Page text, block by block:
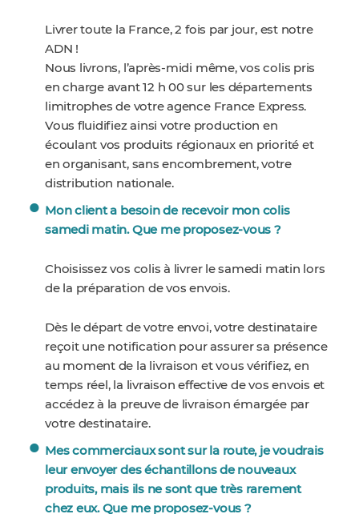
Livrer toute la France, 2 fois par jour, est notre
ADN !
Nous livrons, l’après-midi même, vos colis pris
en charge avant 12 h 00 sur les départements
limitrophes de votre agence France Express.
Vous fluidifiez ainsi votre production en
écoulant vos produits régionaux en priorité et
en organisant, sans encombrement, votre
distribution nationale.
Mon client a besoin de recevoir mon colis
samedi matin. Que me proposez-vous ?
Choisissez vos colis à livrer le samedi matin lors
de la préparation de vos envois.
Dès le départ de votre envoi, votre destinataire
reçoit une notification pour assurer sa présence
au moment de la livraison et vous vérifiez, en
temps réel, la livraison effective de vos envois et
accédez à la preuve de livraison émargée par
votre destinataire.
Mes commerciaux sont sur la route, je voudrais
leur envoyer des échantillons de nouveaux
produits, mais ils ne sont que très rarement
chez eux. Que me proposez-vous ?